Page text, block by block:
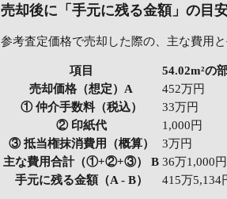
売却後に「手元に残る金額」の目
参考査定価格で売却した際の、主な費用
項目 54.02m²の
売却価格（想定）A
452万円
① 仲介手数料（税込）
33万円
② 印紙代
1,000円
③ 抵当権抹消費用（概算）
3万円
主な費用合計（①+②+③） B 36万1,000円
手元に残る金額（A - B）
415万5,134